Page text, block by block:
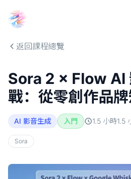
返回課程總覽
Sora 2 × Flow AI
戰：從零創作品
AI 影音生成 入門 1.5 小時1.5
Sora